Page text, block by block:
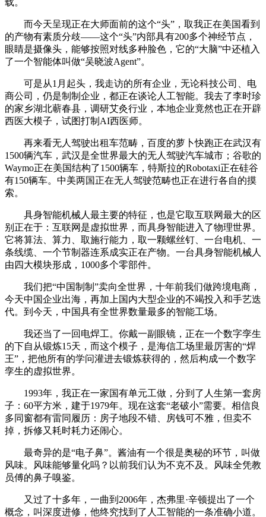
而今天呈现正在大师面前的这个“头”，取我正在美国看到
的产物有素质分歧——这个“头”内部具有200多个神经节点，
眼睛是摄像头，能够按照对线多种脸色，它的“大脑”中还植入
了一个智能体叫做“吴晓波Agent”。
可是从1月起头，我走访的所有企业，无论科技公司、电
商公司，仍是制制企业，都正在谈论人工智能。我去了李时珍
的家乡湖北蕲春县，调研艾灸行业，本地企业竟然也正在开辟
西医大模子，试图打制AI西医师。
再来看无人驾驶出租车范畴，百度的萝卜快跑正在武汉有
1500辆汽车，武汉是全世界最大的无人驾驶汽车城市；谷歌的
Waymo正在美国结构了1500辆车，特斯拉的Robotaxi正在硅谷
有150辆车。中美两国正在无人驾驶范畴也正在进行各自的摸
索。
具身智能机械人最主要的特征，也是它取互联网最大的区
别正在于：互联网是虚拟世界，而具身智能进入了物理世界。
它将算法、算力、取施行能力，取一颗螺丝钉、一台电机、一
条线缆、一个节制器连系成实正在产物。一台具身智能机械人
由四大模块形成，1000多个零部件。
我们把“中国制制”卖向全世界，十年前我们做跨境电商，
今天中国企业出海，再加上国内大型企业的不竭投入和手艺迭
代。到今天，中国具有全世界数量最多的智能工场。
我还当了一回电焊工。你戴一副眼镜，正在一个数字孪生
的下自从锻炼15天，而这个模子，是海信工场里最厉害的“焊
王”，把他所有的学问灌进去锻炼获得的，然后构成一个数字
孪生的虚拟世界。
1993年，我正在一家国有单元工做，分到了人生第一套房
子：60平方米，建于1979年。现在这套“老破小”需要。相信良
多同窗都有雷同履历：房子地段不错、房钱可不雅，但卖不
掉，拆修又耗时耗力还闹心。
最奇异的是“电子鼻”。酱油有一个很是奥秘的环节，叫做
风味。风味能够量化吗？以前我们认为不克不及。风味全凭教
员傅的鼻子嗅鉴。
又过了十多年，一曲到2006年，杰弗里·辛顿提出了一个
概念，叫深度进修，他终究找到了人工智能的一条准确小道。